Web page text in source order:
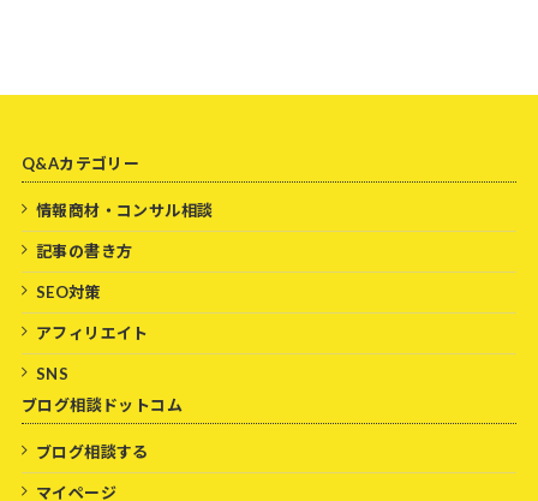
Q&Aカテゴリー
情報商材・コンサル相談
記事の書き方
SEO対策
アフィリエイト
SNS
ブログ相談ドットコム
ブログ相談する
マイページ